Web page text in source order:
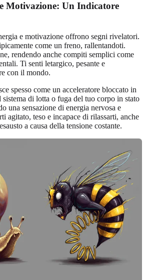
Motivazione: Un Indicatore
e motivazione offrono segni rivelatori.
come un freno, rallentandoti.
rendendo anche compiti semplici come
Ti senti letargico, pesante e
con il mondo.
spesso come un acceleratore bloccato in
di lotta o fuga del tuo corpo in stato
una sensazione di energia nervosa e
agitato, teso e incapace di rilassarti, anche
a causa della tensione costante.